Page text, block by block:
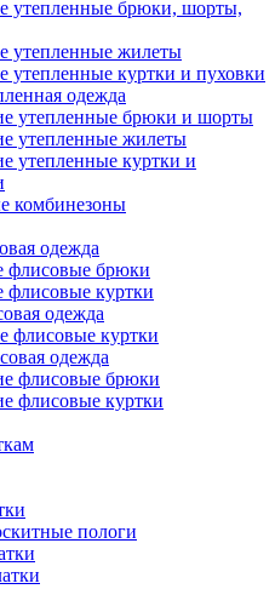
утепленные брюки, шорты,
утепленные жилеты
утепленные куртки и пуховки
одежда
утепленные брюки и шорты
утепленные жилеты
утепленные куртки и
комбинезоны
одежда
флисовые брюки
флисовые куртки
одежда
флисовые куртки
одежда
флисовые брюки
флисовые куртки
пологи